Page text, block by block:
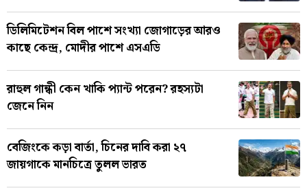
ডিলিমিটেশন বিল পাশে সংখ্যা জোগাড়ের আরও
কাছে কেন্দ্র, মোদীর পাশে এসএডি
রাহুল গান্ধী কেন খাকি প্যান্ট পরেন? রহস্যটা
জেনে নিন
বেজিংকে কড়া বার্তা, চিনের দাবি করা ২৭
জায়গাকে মানচিত্রে তুলল ভারত